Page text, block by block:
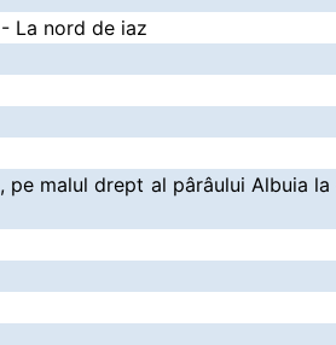
La nord de iaz
malul drept al pârâului Albuia